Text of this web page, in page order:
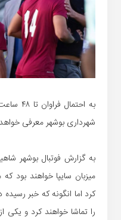
به
شهرداری بوشهر معرفی
به گزارش فوتبال بوشهر
میزبان سایپا خواهند بود
کرد اما انگونه که خبر
را تماشا خواهند کرد و یکی